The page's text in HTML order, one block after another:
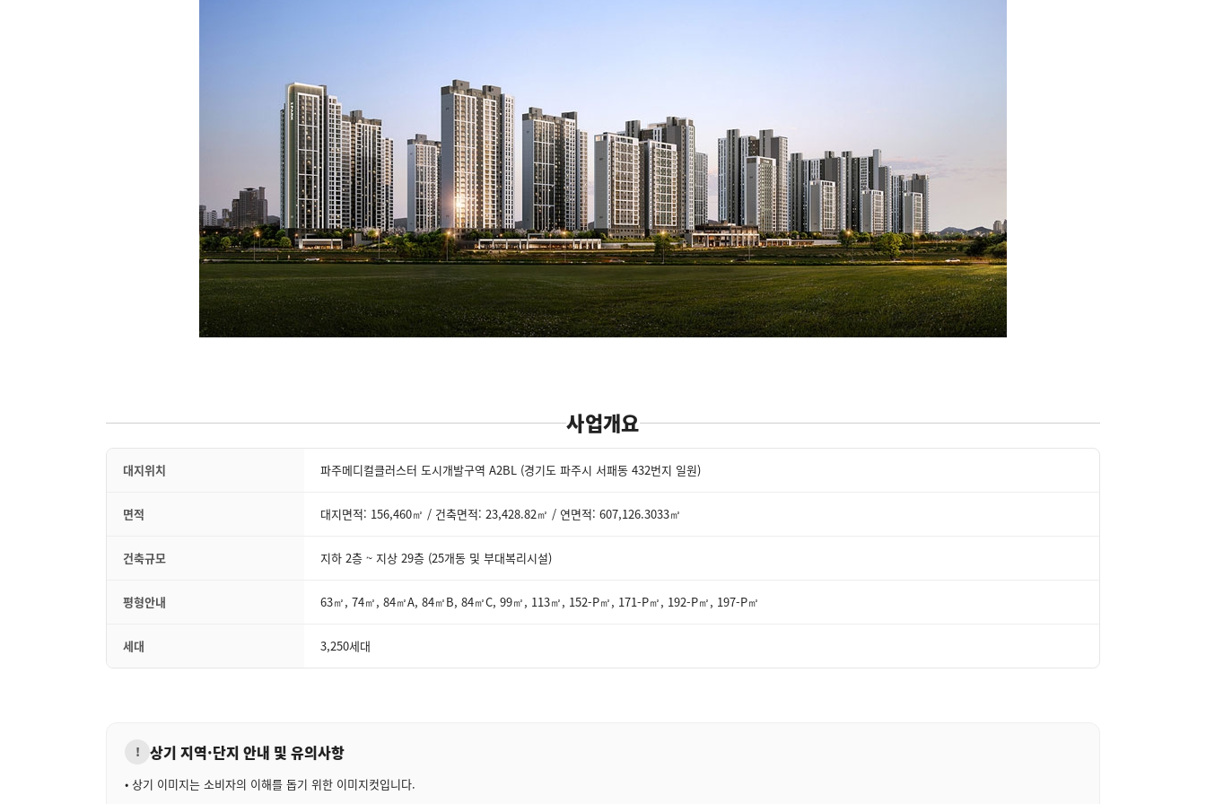
사업개요
대지위치 파주메디컬클러스터 도시개발구역 A2BL (경기도 파주시 서패동 432번지 일원)
면적 대지면적: 156,460㎡ / 건축면적: 23,428.82㎡ / 연면적: 607,126.3033㎡
건축규모 지하 2층 ~ 지상 29층 (25개동 및 부대복리시설)
평형안내 63㎡, 74㎡, 84㎡A, 84㎡B, 84㎡C, 99㎡, 113㎡, 152-P㎡, 171-P㎡, 192-P㎡, 197-P㎡
세대 3,250세대
! 상기 지역·단지 안내 및 유의사항
• 상기 이미지는 소비자의 이해를 돕기 위한 이미지컷입니다.